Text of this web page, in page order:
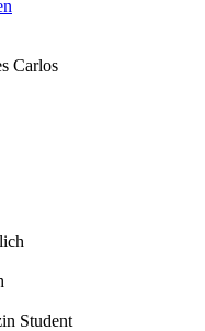
Carlos
Student